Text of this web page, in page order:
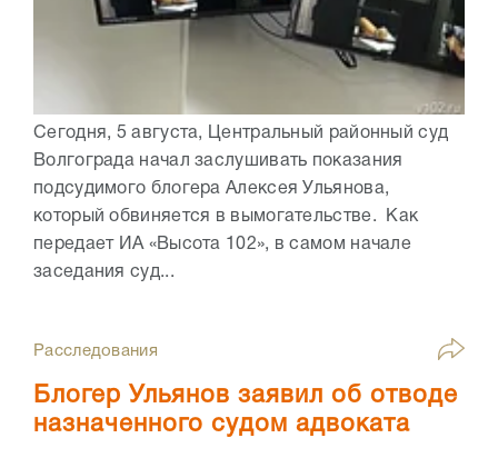
Сегодня, 5 августа, Центральный районный суд
Волгограда начал заслушивать показания
подсудимого блогера Алексея Ульянова,
который обвиняется в вымогательстве. Как
передает ИА «Высота 102», в самом начале
заседания суд...
Расследования
Блогер Ульянов заявил об отводе
назначенного судом адвоката